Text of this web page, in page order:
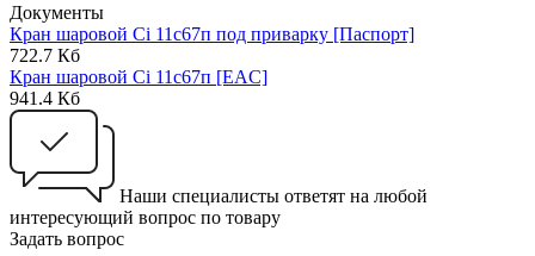
Документы
Кран шаровой Ci 11с67п под приварку [Паспорт]
722.7 Кб
Кран шаровой Ci 11с67п [EAC]
941.4 Кб
Наши специалисты ответят на любой
интересующий вопрос по товару
Задать вопрос